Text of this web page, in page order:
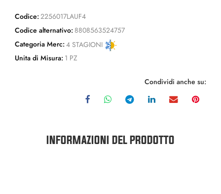
Codice: 2256017LAUF4
Codice alternativo: 8808563524757
Categoria Merc: 4 STAGIONI
Unita di Misura: 1 PZ
Condividi anche su:
INFORMAZIONI DEL PRODOTTO